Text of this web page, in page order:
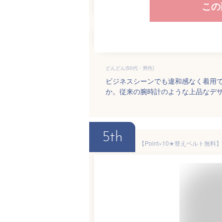
こ
どんどん(50代・男性)
ビジネスシーンでも違和感なく着用
か。従来の腕時計のような上品なデ
5th